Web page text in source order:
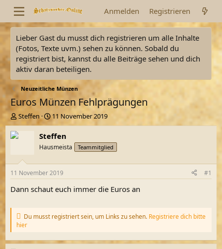
Anmelden Registrieren
Lieber Gast du musst dich registrieren um alle Inhalte
(Fotos, Texte uvm.) sehen zu können. Sobald du
registriert bist, kannst du alle Beiträge sehen und dich
aktiv daran beteiligen.
Neuzeitliche Münzen
Euros Münzen Fehlprägungen
E
r
s
l
e
r
Steffen
E
r
s
e
l
t
a
11 November 2019
Steffen
Hausmeista Teammitglied
11 November 2019 #1
Dann schaut euch immer die Euros an
Du musst registriert sein, um Links zu sehen. Registriere dich bitte
hier